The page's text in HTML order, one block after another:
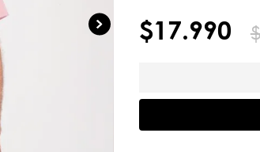
$17.990 $